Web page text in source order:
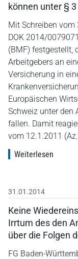
können unter §
Mit Schreiben vom
DOK 2014/
(BMF) festgestellt,
Arbeitgebers an
Versicherung in
Europäischen
Schweiz unter den
fallen. Damit
vom 12.1.2011
Weiterlesen
31.01.2014
Keine
Irrtum des den
über die Folgen
FG Baden-